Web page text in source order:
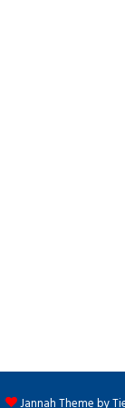
Jannah Theme by